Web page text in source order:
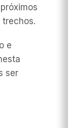
trechos.
e
ser